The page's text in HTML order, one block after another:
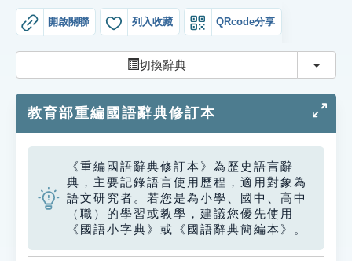
成語故事
索引選單
單字索引
生命大百科索引
遊戲專區
教學應用
開啟關聯 列入收藏 QRcode分享
切換辭典 切換
教育部重編國語辭典修訂本
《重編國語辭典修訂本》為歷史語言辭
典，主要記錄語言使用歷程，適用對象為
語文研究者。若您是為小學、國中、高中
（職）的學習或教學，建議您優先使用
《國語小字典》或《國語辭典簡編本》。